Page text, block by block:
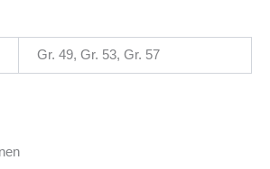
Gr. 49, Gr. 53, Gr. 57